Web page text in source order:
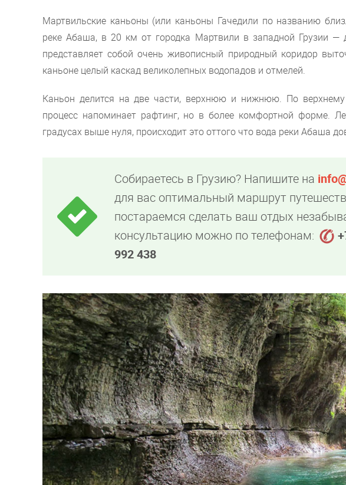
Мартвильские каньоны (или каньоны Гачедили по названию
реке Абаша, в 20 км от городка Мартвили в западной Грузии —
представляет собой очень живописный природный коридор
каньоне целый каскад великолепных водопадов и отмелей.
Каньон делится на две части, верхнюю и нижнюю. По
процесс напоминает рафтинг, но в более комфортной форме.
градусах выше нуля, происходит это оттого что вода реки Абаша
Собираетесь в Грузию? Напишите на
для вас оптимальный маршрут
постараемся сделать ваш отдых
консультацию можно по телефонам:
992 438